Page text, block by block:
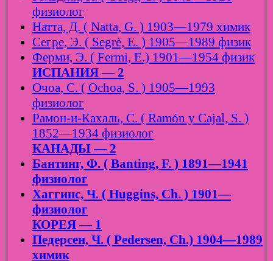
физиолог
Натта, Д. ( Natta, G. ) 1903—1979 химик
Сегре, Э. ( Segrè, E. ) 1905—1989 физик
Ферми, Э. ( Fermi, E.) 1901—1954 физик
ИСПАНИЯ — 2
Очоа, С. ( Ochoa, S. ) 1905—1993
физиолог
Рамон-и-Кахаль, С. ( Ramón y Cajal, S. )
1852—1934 физиолог
КАНАДЫ — 2
Бантинг, Ф. ( Banting, F. ) 1891—1941
физиолог
Хаггинс, Ч. ( Huggins, Ch. ) 1901—
физиолог
КОРЕЯ — 1
Педерсен, Ч. ( Pedersen, Ch.) 1904—1989
химик